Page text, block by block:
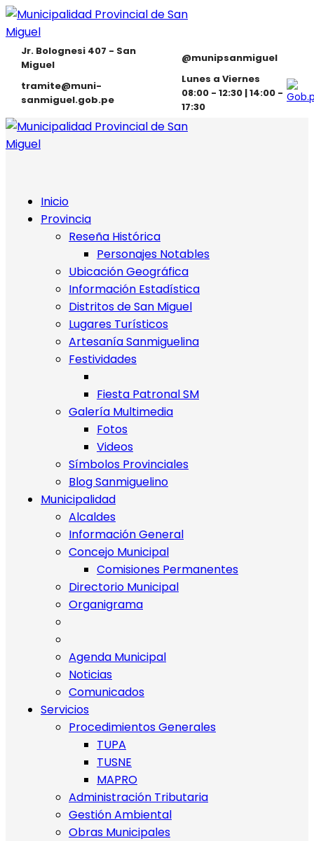
Jr. Bolognesi 407 - San
Miguel
@munipsanmiguel
tramite@muni-
sanmiguel.gob.pe
Lunes a Viernes
08:00 - 12:30 | 14:00 -
17:30
Inicio
Provincia
Reseña Histórica
Personajes Notables
Ubicación Geográfica
Información Estadística
Distritos de San Miguel
Lugares Turísticos
Artesanía Sanmiguelina
Festividades
Fiesta Patronal SM
Galería Multimedia
Fotos
Videos
Símbolos Provinciales
Blog Sanmiguelino
Municipalidad
Alcaldes
Información General
Concejo Municipal
Comisiones Permanentes
Directorio Municipal
Organigrama
Agenda Municipal
Noticias
Comunicados
Servicios
Procedimientos Generales
TUPA
TUSNE
MAPRO
Administración Tributaria
Gestión Ambiental
Obras Municipales